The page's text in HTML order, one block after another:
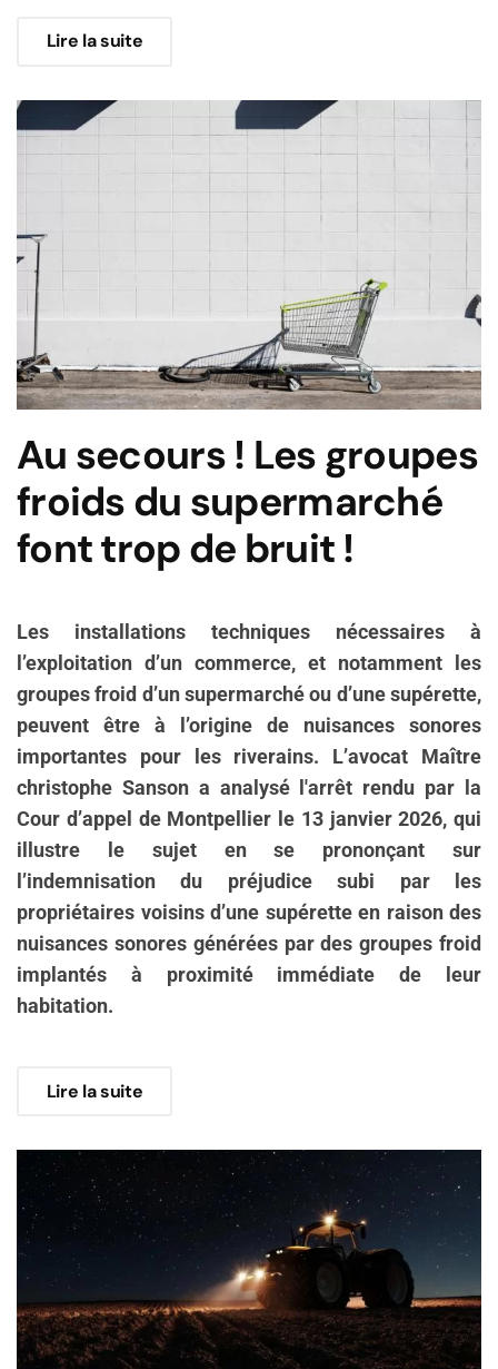
Lire la suite
Au secours ! Les groupes
froids du supermarché
font trop de bruit !
Les installations techniques nécessaires à
l’exploitation d’un commerce, et notamment les
groupes froid d’un supermarché ou d’une supérette,
peuvent être à l’origine de nuisances sonores
importantes pour les riverains. L’avocat Maître
christophe Sanson a analysé l'arrêt rendu par la
Cour d’appel de Montpellier le 13 janvier 2026, qui
illustre le sujet en se prononçant sur
l’indemnisation du préjudice subi par les
propriétaires voisins d’une supérette en raison des
nuisances sonores générées par des groupes froid
implantés à proximité immédiate de leur
habitation.
Lire la suite